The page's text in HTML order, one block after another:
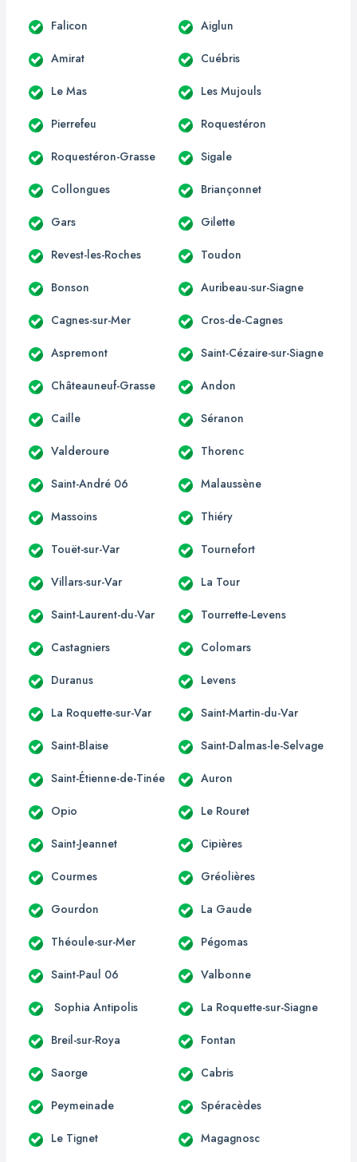
Falicon Aiglun
Amirat Cuébris
Le Mas Les Mujouls
Pierrefeu Roquestéron
Roquestéron-Grasse Sigale
Collongues Briançonnet
Gars Gilette
Revest-les-Roches Toudon
Bonson Auribeau-sur-Siagne
Cagnes-sur-Mer Cros-de-Cagnes
Aspremont Saint-Cézaire-sur-Siagne
Châteauneuf-Grasse Andon
Caille Séranon
Valderoure Thorenc
Saint-André 06 Malaussène
Massoins Thiéry
Touët-sur-Var Tournefort
Villars-sur-Var La Tour
Saint-Laurent-du-Var Tourrette-Levens
Castagniers Colomars
Duranus Levens
La Roquette-sur-Var Saint-Martin-du-Var
Saint-Blaise Saint-Dalmas-le-Selvage
Saint-Étienne-de-Tinée Auron
Opio Le Rouret
Saint-Jeannet Cipières
Courmes Gréolières
Gourdon La Gaude
Théoule-sur-Mer Pégomas
Saint-Paul 06 Valbonne
Sophia Antipolis La Roquette-sur-Siagne
Breil-sur-Roya Fontan
Saorge Cabris
Peymeinade Spéracèdes
Le Tignet Magagnosc